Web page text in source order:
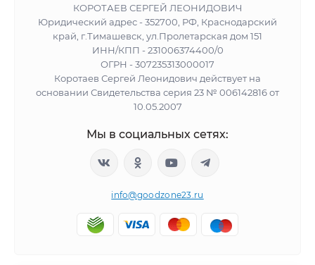
КОРОТАЕВ СЕРГЕЙ ЛЕОНИДОВИЧ
Юридический адрес - 352700, РФ, Краснодарский
край, г.Тимашевск, ул.Пролетарская дом 151
ИНН/КПП - 231006374400/0
ОГРН - 307235313000017
Коротаев Сергей Леонидович действует на
основании Свидетельства серия 23 № 006142816 от
10.05.2007
Мы в социальных сетях:
info@goodzone23.ru